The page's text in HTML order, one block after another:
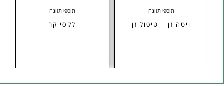
תוספי תזונה
ויטה זן – טיפול זן
תוספי תזונה
לקסי קר